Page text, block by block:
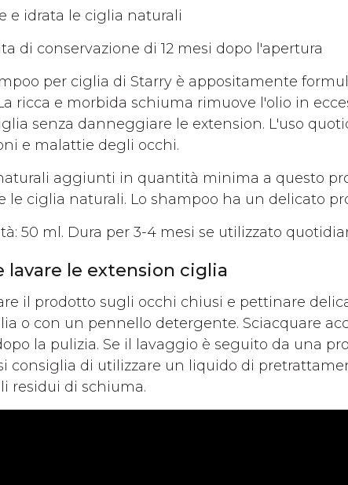
e idrata le ciglia naturali
di conservazione di 12 mesi dopo l'apertura
per ciglia di Starry è appositamente
ricca e morbida schiuma rimuove l'olio in
senza danneggiare le extension. L'uso
e malattie degli occhi.
aggiunti in quantità minima a questo
le ciglia naturali. Lo shampoo ha un delicato
50 ml. Dura per 3-4 mesi se utilizzato
lavare le extension ciglia
il prodotto sugli occhi chiusi e pettinare
o con un pennello detergente. Sciacquare
la pulizia. Se il lavaggio è seguito da una
consiglia di utilizzare un liquido di
residui di schiuma.